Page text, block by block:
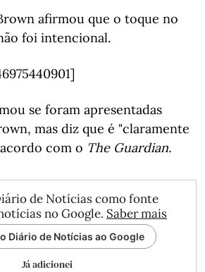
afirmou que o toque no
foi intencional.
se foram apresentadas
mas diz que é "claramente
com o The Guardian.
de Notícias como fonte
no Google. Saber mais
Diário de Notícias ao Google
Já adicionei